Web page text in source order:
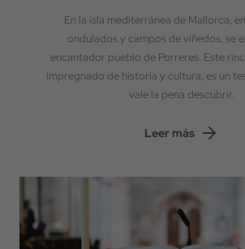
En la isla mediterránea de Mallorca,
ondulados y campos de viñedos, se
encantador pueblo de Porreres. Este
impregnado de historia y cultura, es un
vale la pena descubrir.
Leer más